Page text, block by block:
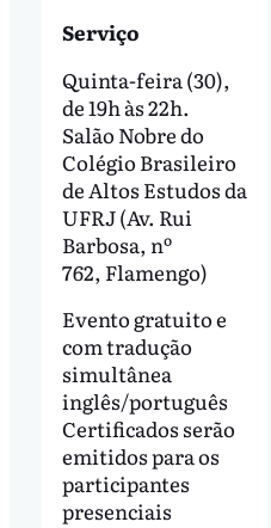
Serviço
Quinta-feira (30),
de 19h às 22h.
Salão Nobre do
Colégio Brasileiro
de Altos Estudos da
UFRJ (Av. Rui
Barbosa, nº
762, Flamengo)
Evento gratuito e
com tradução
simultânea
inglês/português
Certificados serão
emitidos para os
participantes
presenciais